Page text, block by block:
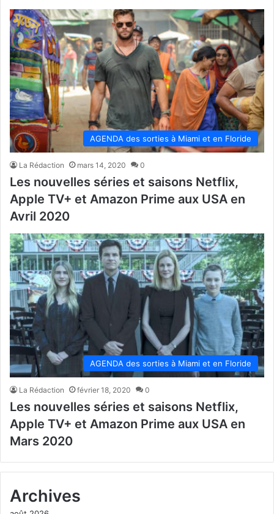
AGENDA des sorties à Miami et en Floride
La Rédaction mars 14, 2020 0
Les nouvelles séries et saisons Netflix,
Apple TV+ et Amazon Prime aux USA en
Avril 2020
AGENDA des sorties à Miami et en Floride
La Rédaction février 18, 2020 0
Les nouvelles séries et saisons Netflix,
Apple TV+ et Amazon Prime aux USA en
Mars 2020
Archives